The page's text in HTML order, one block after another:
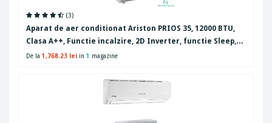
(3)
Aparat de aer conditionat Ariston PRIOS 35, 12000 BTU,
Clasa A++, Functie incalzire, 2D Inverter, functie Sleep,
Auto-Restart, Follow Me, display ascuns, Alb
De la 1,768.23 lei in 1 magazine